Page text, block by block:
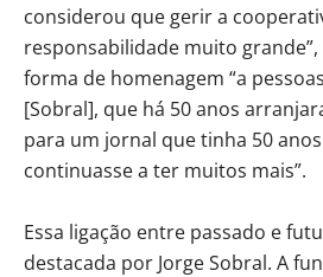
considerou que gerir a
responsabilidade muito
forma de homenagem “a
[Sobral], que há 50 anos
para um jornal que tinha 50
continuasse a ter muitos mais”.
Essa ligação entre passado e
destacada por Jorge Sobral. A